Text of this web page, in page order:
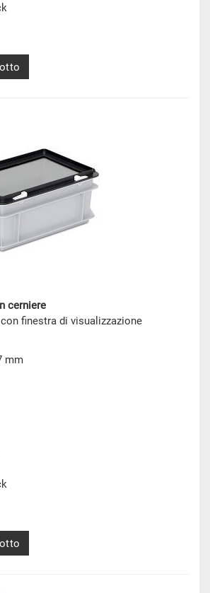
cerniere
finestra di visualizzazione
mm